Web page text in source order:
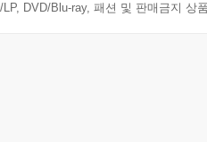
DVD/Blu-ray, 패션 및 판매금지 상